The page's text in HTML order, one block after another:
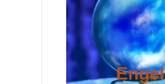
Engel